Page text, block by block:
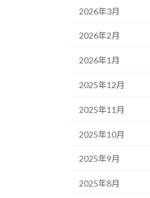
2026年3月
2026年2月
2026年1月
2025年12月
2025年11月
2025年10月
2025年9月
2025年8月